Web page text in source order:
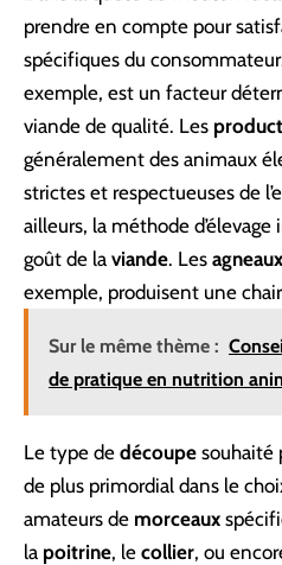
prendre en compte pour
spécifiques du consommateur.
exemple, est un facteur
viande de qualité. Les
généralement des animaux
strictes et respectueuses de
ailleurs, la méthode
goût de la viande. Les agneaux
exemple, produisent une
Sur le même thème :
de pratique en nutrition
Le type de découpe souhaité
de plus primordial dans le
amateurs de morceaux
la poitrine, le collier, ou